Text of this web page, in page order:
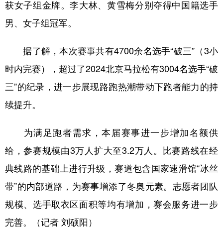
食品 人居 信息化 数字经济
学术中国
城市 旅游 能源 会展
彩票 娱乐 时尚 悦读
公益 一带一路 亚太网 上市公司
地方频道
北京 天津 河北 山西
获女子组金牌。李大林、黄雪梅分别夺得中国籍选手
男、女子组冠军。
据了解，本次赛事共有4700余名选手“破三”（3小
时内完赛），超过了2024北京马拉松有3004名选手“破
三”的纪录，进一步展现路跑热潮带动下跑者能力的持
续提升。
为满足跑者需求，本届赛事进一步增加名额供
给，参赛规模由3万人扩大至3.2万人。比赛路线在经
典线路的基础上进行升级，赛道包含国家速滑馆“冰丝
带”的内部道路，为赛事增添了冬奥元素。志愿者团队
规模、选手取衣区面积等均有增加，赛会服务进一步
完善。（记者 刘硕阳）